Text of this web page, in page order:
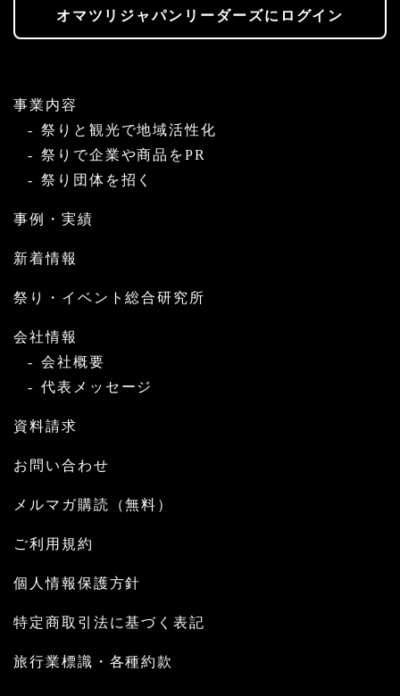
オマツリジャパンリーダーズにログイン
事業内容
祭りと観光で地域活性化
祭りで企業や商品をPR
祭り団体を招く
事例・実績
新着情報
祭り・イベント総合研究所
会社情報
会社概要
代表メッセージ
資料請求
お問い合わせ
メルマガ購読（無料）
ご利用規約
個人情報保護方針
特定商取引法に基づく表記
旅行業標識・各種約款